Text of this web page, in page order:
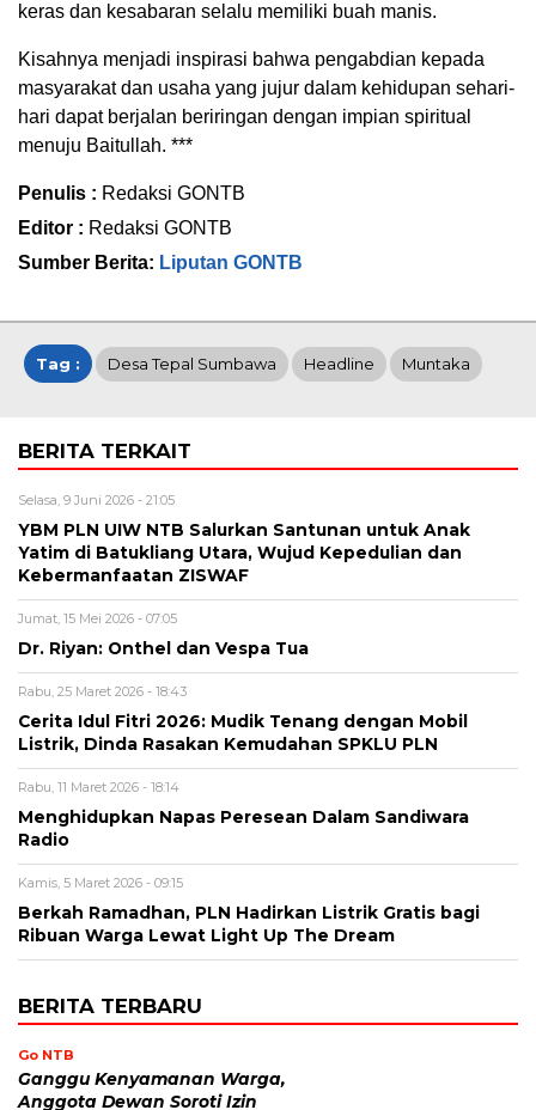
keras dan kesabaran selalu memiliki buah manis.
Kisahnya menjadi inspirasi bahwa pengabdian kepada
masyarakat dan usaha yang jujur dalam kehidupan sehari-
hari dapat berjalan beriringan dengan impian spiritual
menuju Baitullah. ***
Penulis : Redaksi GONTB
Editor : Redaksi GONTB
Sumber Berita: Liputan GONTB
Tag : Desa Tepal Sumbawa Headline Muntaka
BERITA TERKAIT
Selasa, 9 Juni 2026 - 21:05
YBM PLN UIW NTB Salurkan Santunan untuk Anak
Yatim di Batukliang Utara, Wujud Kepedulian dan
Kebermanfaatan ZISWAF
Jumat, 15 Mei 2026 - 07:05
Dr. Riyan: Onthel dan Vespa Tua
Rabu, 25 Maret 2026 - 18:43
Cerita Idul Fitri 2026: Mudik Tenang dengan Mobil
Listrik, Dinda Rasakan Kemudahan SPKLU PLN
Rabu, 11 Maret 2026 - 18:14
Menghidupkan Napas Peresean Dalam Sandiwara
Radio
Kamis, 5 Maret 2026 - 09:15
Berkah Ramadhan, PLN Hadirkan Listrik Gratis bagi
Ribuan Warga Lewat Light Up The Dream
BERITA TERBARU
Go NTB
Ganggu Kenyamanan Warga,
Anggota Dewan Soroti Izin